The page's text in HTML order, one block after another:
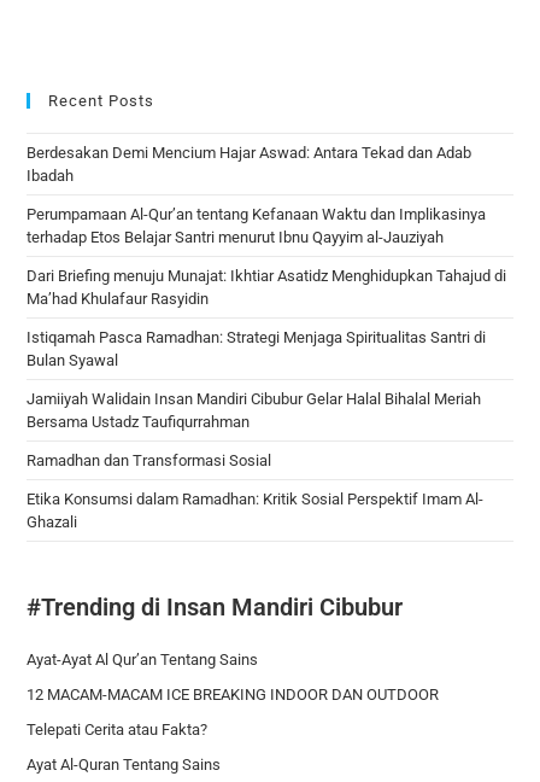
Recent Posts
Berdesakan Demi Mencium Hajar Aswad: Antara Tekad dan Adab
Ibadah
Perumpamaan Al-Qur’an tentang Kefanaan Waktu dan Implikasinya
terhadap Etos Belajar Santri menurut Ibnu Qayyim al-Jauziyah
Dari Briefing menuju Munajat: Ikhtiar Asatidz Menghidupkan Tahajud di
Ma’had Khulafaur Rasyidin
Istiqamah Pasca Ramadhan: Strategi Menjaga Spiritualitas Santri di
Bulan Syawal
Jamiiyah Walidain Insan Mandiri Cibubur Gelar Halal Bihalal Meriah
Bersama Ustadz Taufiqurrahman
Ramadhan dan Transformasi Sosial
Etika Konsumsi dalam Ramadhan: Kritik Sosial Perspektif Imam Al-
Ghazali
#Trending di Insan Mandiri Cibubur
Ayat-Ayat Al Qur’an Tentang Sains
12 MACAM-MACAM ICE BREAKING INDOOR DAN OUTDOOR
Telepati Cerita atau Fakta?
Ayat Al-Quran Tentang Sains